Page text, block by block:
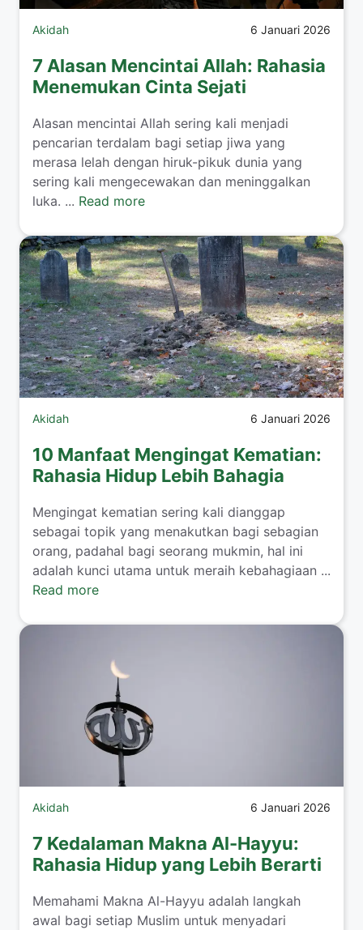
Akidah 6 Januari 2026
7 Alasan Mencintai Allah: Rahasia
Menemukan Cinta Sejati
Alasan mencintai Allah sering kali menjadi
pencarian terdalam bagi setiap jiwa yang
merasa lelah dengan hiruk-pikuk dunia yang
sering kali mengecewakan dan meninggalkan
luka. ... Read more
Akidah 6 Januari 2026
10 Manfaat Mengingat Kematian:
Rahasia Hidup Lebih Bahagia
Mengingat kematian sering kali dianggap
sebagai topik yang menakutkan bagi sebagian
orang, padahal bagi seorang mukmin, hal ini
adalah kunci utama untuk meraih kebahagiaan ...
Read more
Akidah 6 Januari 2026
7 Kedalaman Makna Al-Hayyu:
Rahasia Hidup yang Lebih Berarti
Memahami Makna Al-Hayyu adalah langkah
awal bagi setiap Muslim untuk menyadari